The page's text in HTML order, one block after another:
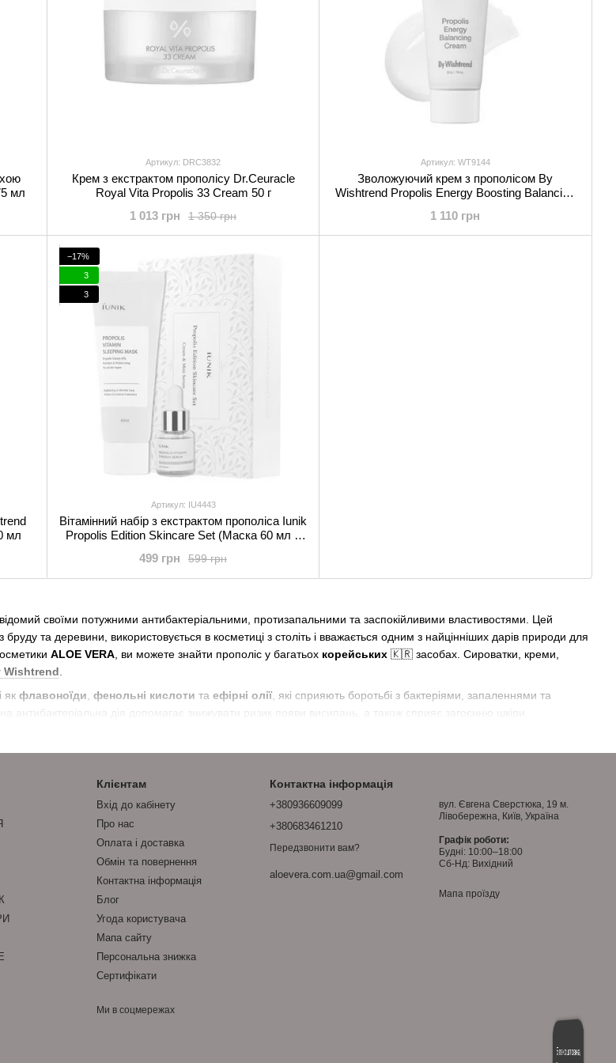
своїми потужними антибактеріальними, протизапальними та заспокійливими властивостями. Цей
та деревини, використовується в косметиці з століть і вважається одним з найцінніших дарів природи для
ALOE VERA , ви можете знайти прополіс у багатьох корейських 🇰🇷 засобах. Сироватки, креми,
Wishtrend
як флавоноїди, фенольні кислоти та ефірні олії, які сприяють боротьбі з бактеріями, запаленнями та
антибактеріальна дія допомагає знижувати ризик появи висипань, а також сприяє загоєнню шкіри.
мл
Артикул: DRC3832
Крем з екстрактом прополісу Dr.Ceuracle
Royal Vita Propolis 33 Cream 50 г
1 350 грн
1 013 грн
Артикул: WT9144
Зволожуючий крем з прополісом By
Wishtrend Propolis Energy Boosting Balancing
1 110 грн
мл
−17%
3
3
Артикул: IU4443
Вітамінний набір з екстрактом прополіса Iunik
Propolis Edition Skincare Set (Маска 60 мл +
599 грн
499 грн
Клієнтам
Вхід до кабінету
Про нас
Оплата і доставка
Обмін та повернення
Контактна інформація
Блог
Угода користувача
Мапа сайту
Персональна знижка
Сертифікати
Ми в соцмережах
Контактна інформація
+380936609099
+380683461210
Передзвонити вам?
aloevera.com.ua@gmail.com
вул. Євгена Сверстюка, 19 м.
Лівобережна, Київ, Україна
Графік роботи:
Будні: 10:00–18:00
Сб-Нд: Вихідний
Мапа проїзду
Безкоштовна